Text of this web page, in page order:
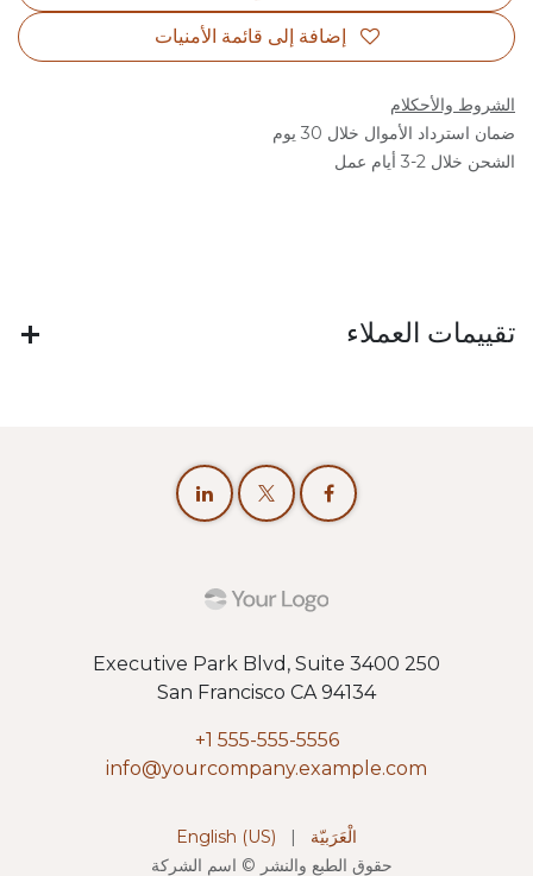
إضافة إلى قائمة الأمنيات
الشروط والأحكلام
ضمان استرداد الأموال خلال 30 يوم
الشحن خلال 2-3 أيام عمل
تقييمات العملاء
250 Executive Park Blvd, Suite 3400
San Francisco CA 94134
+1 555-555-5556
info@yourcompany.example.com
حقوق الطبع والنشر © اسم الشركة
الْعَرَبيّة English (US)